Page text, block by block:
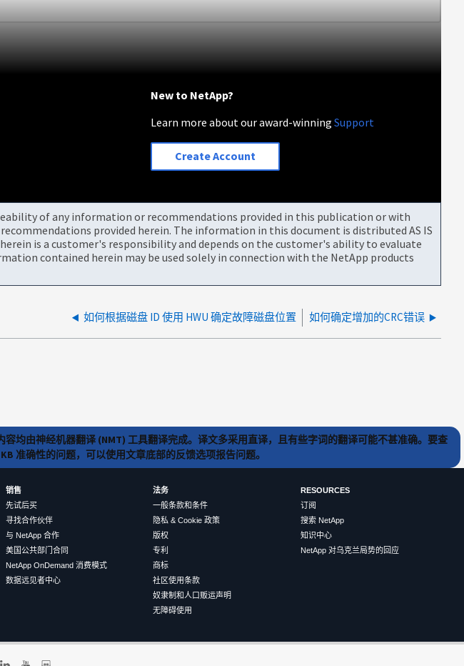
New to NetApp?
Learn more about our award-winningSupport
Create Account
of any information or recommendations provided in this publication or with
provided herein. The information in this document is distributed AS IS
is a customer's responsibility and depends on the customer's ability to evaluate
contained herein may be used solely in connection with the NetApp products
如何根据磁盘 ID 使用 HWU 确定故障磁盘位置 如何确定增加的CRC错误
均由神经机器翻译 (NMT) 工具翻译完成。译文多采用直译，且有些字词的翻译可能不甚准确。要查
准确性的问题，可以使用文章底部的反馈选项报告问题。
销售
先试后买
寻找合作伙伴
与 NetApp 合作
美国公共部门合同
NetApp OnDemand 消费模式
数据远见者中心
法务
一般条款和条件
隐私 & Cookie 政策
版权
专利
商标
社区使用条款
奴隶制和人口贩运声明
无障碍使用
RESOURCES
订阅
搜索 NetApp
知识中心
NetApp 对乌克兰局势的回应